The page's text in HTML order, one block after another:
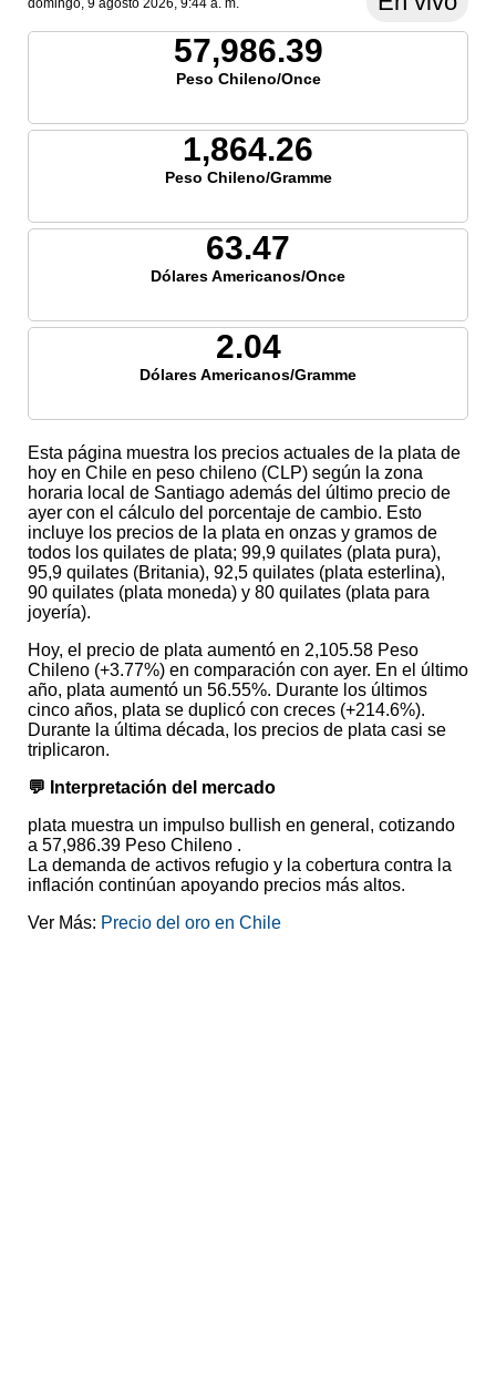
domingo, 9 agosto 2026, 9:44 a. m.
57,986.39
Peso Chileno/Once
1,864.26
Peso Chileno/Gramme
63.47
Dólares Americanos/Once
2.04
Dólares Americanos/Gramme
Esta página muestra los precios actuales de la plata de
hoy en Chile en peso chileno (CLP) según la zona
horaria local de Santiago además del último precio de
ayer con el cálculo del porcentaje de cambio. Esto
incluye los precios de la plata en onzas y gramos de
todos los quilates de plata; 99,9 quilates (plata pura),
95,9 quilates (Britania), 92,5 quilates (plata esterlina),
90 quilates (plata moneda) y 80 quilates (plata para
joyería).
Hoy, el precio de plata aumentó en 2,105.58 Peso
Chileno (+3.77%) en comparación con ayer. En el último
año, plata aumentó un 56.55%. Durante los últimos
cinco años, plata se duplicó con creces (+214.6%).
Durante la última década, los precios de plata casi se
triplicaron.
💬 Interpretación del mercado
plata muestra un impulso bullish en general, cotizando
a 57,986.39 Peso Chileno .
La demanda de activos refugio y la cobertura contra la
inflación continúan apoyando precios más altos.
Ver Más: Precio del oro en Chile